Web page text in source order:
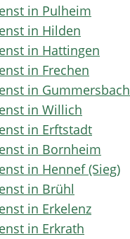
in Pulheim
in Hilden
in Hattingen
in Frechen
in Gummersbach
in Willich
in Erftstadt
in Bornheim
in Hennef (Sieg)
in Brühl
in Erkelenz
in Erkrath